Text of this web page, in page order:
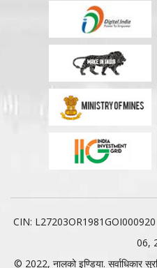
CIN: L27203OR1981GOI000920
06,
© 2022, नालको इण्डिया. सर्वाधिकार